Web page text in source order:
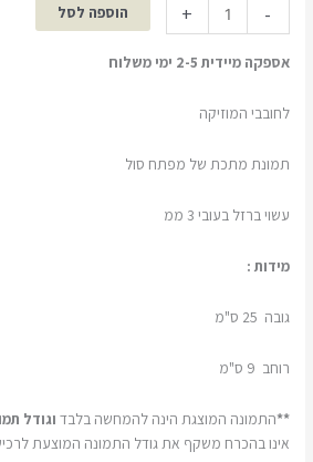
-
+ הוספה לסל
אספקה מיידית 2-5 ימי משלוח
לחובבי המוזיקה
תמונת מתכת של מפתח סול
עשוי ברזל בעובי 3 ממ
מידות :
גובה 25 ס"מ
רוחב 9 ס"מ
**התמונה המוצגת הינה להמחשה בלבד וגודל
אינו בהכרח משקף את גודל התמונה המוצעת